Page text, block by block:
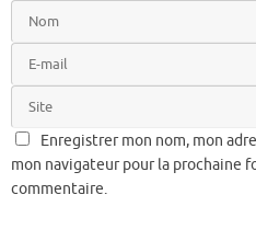
Enregistrer mon nom, mon
mon navigateur pour la prochaine
commentaire.